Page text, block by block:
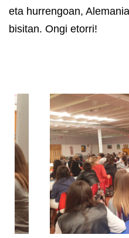
eta hurrengoan,
bisitan. Ongi etorri!